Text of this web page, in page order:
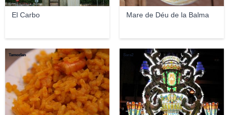
El Carbo Mare de Déu de la Balma
Tamorlan Sara2